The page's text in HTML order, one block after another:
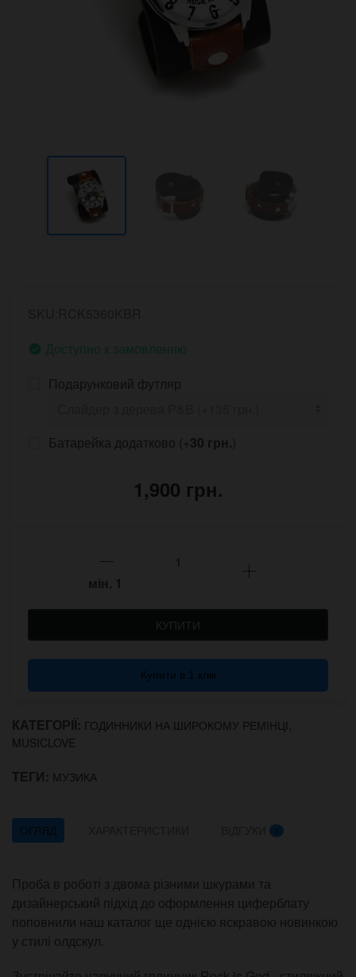
Доступно к замовленню
Подарунковий футляр
Батарейка додатково (+30 грн.)
1,900 грн.
мін. 1
КУПИТИ
Купити в 1 клік
КАТЕГОРІЇ: ГОДИННИКИ НА ШИРОКОМУ РЕМІНЦІ ,
MUSICLOVE
ТЕГИ: МУЗИКА
ОГЛЯД 1
Проба в роботі з двома різними шкурами та
дизайнерський підхід до оформлення циферблату
поповнили наш каталог ще однією яскравою новинкою
у стилі олдскул.